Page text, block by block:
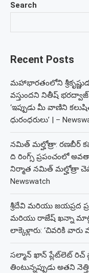
Search
Recent Posts
మహాభారతంలోని
వస్తుందని నితీష్
‘ఇప్పుడు మీ వాణిని
ధురంధరులు’ | –
నమిత్ మల్హోత్రా: రణబీర్
ది రింగ్స్ ప్రపంచంలో
నిర్మాత నమిత్ మల్హోత్రా
Newswatch
శ్రీదేవి మరియు జయప్రద
మరియు రాజేష్ ఖన్నా
లాక్కెళ్లారు: ‘చివరికి వారు
సల్మాన్ ఖాన్ ప్లేట్‌లెట్ రిచ్
తింటున్నప్పుడు అతని